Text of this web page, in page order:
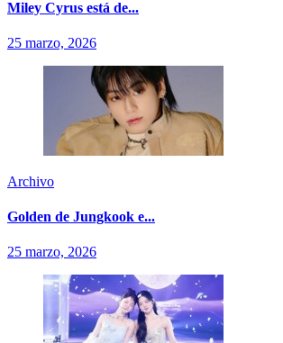
Miley Cyrus está de...
25 marzo, 2026
Archivo
Golden de Jungkook e...
25 marzo, 2026